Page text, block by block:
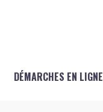
DÉMARCHES EN LIGNE